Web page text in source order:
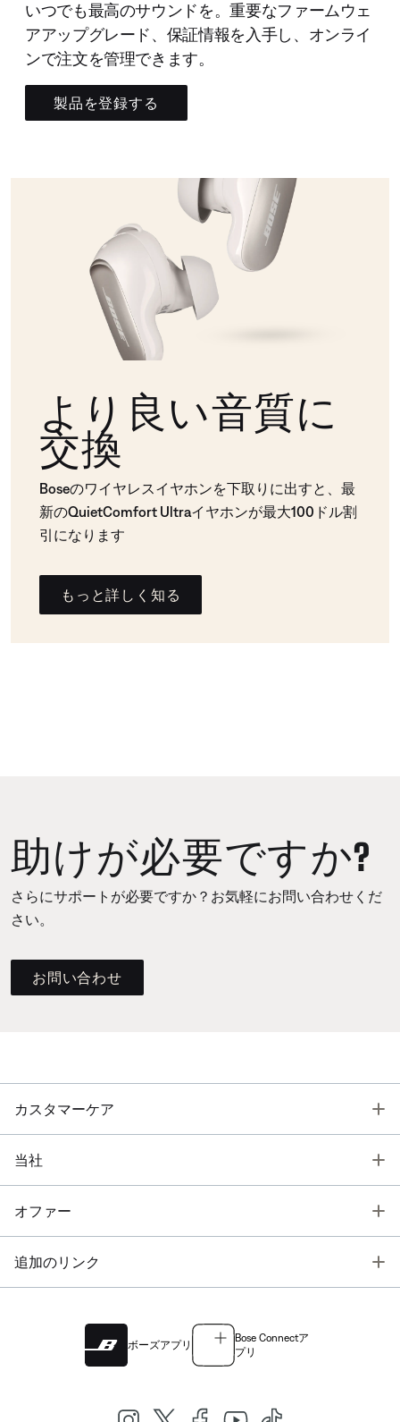
いつでも最高のサウンドを。重要なファームウェ
アアップグレード、保証情報を入手し、オンライ
ンで注文を管理できます。
製品を登録する
より良い音質に
交換
Boseのワイヤレスイヤホンを下取りに出すと、最
新のQuietComfort Ultraイヤホンが最大100ドル割
引になります
もっと詳しく知る
助けが必要ですか?
さらにサポートが必要ですか？お気軽にお問い合わせくだ
さい。
お問い合わせ
カスタマーケア
当社
オファー
追加のリンク
ボーズアプリ
Bose Connectア
プリ